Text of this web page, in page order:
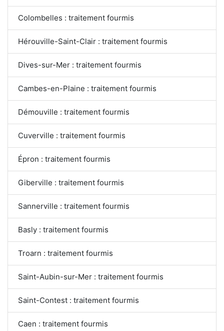
Colombelles : traitement fourmis
Hérouville-Saint-Clair : traitement fourmis
Dives-sur-Mer : traitement fourmis
Cambes-en-Plaine : traitement fourmis
Démouville : traitement fourmis
Cuverville : traitement fourmis
Épron : traitement fourmis
Giberville : traitement fourmis
Sannerville : traitement fourmis
Basly : traitement fourmis
Troarn : traitement fourmis
Saint-Aubin-sur-Mer : traitement fourmis
Saint-Contest : traitement fourmis
Caen : traitement fourmis